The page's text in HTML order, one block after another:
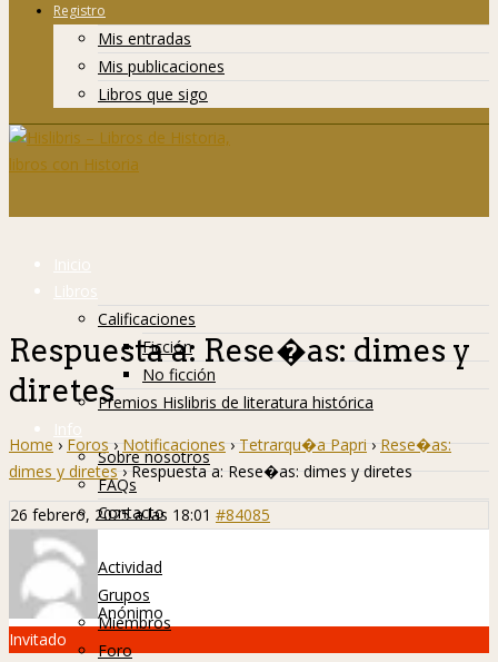
Registro
Mis entradas
Mis publicaciones
Libros que sigo
Inicio
Libros
Calificaciones
Ficción
No ficción
Premios Hislibris de literatura histórica
Info
Sobre nosotros
FAQs
Contacto
Hislibreños
Actividad
Grupos
Miembros
Foro
Respuesta a: Rese�as: dimes y
diretes
Home › Foros › Notificaciones › Tetrarqu�a Papri › Rese�as:
dimes y diretes › Respuesta a: Rese�as: dimes y diretes
26 febrero, 2025 a las 18:01 #84085
Anónimo
Invitado